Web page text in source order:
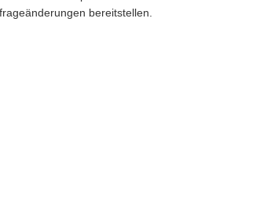
bereitstellen.